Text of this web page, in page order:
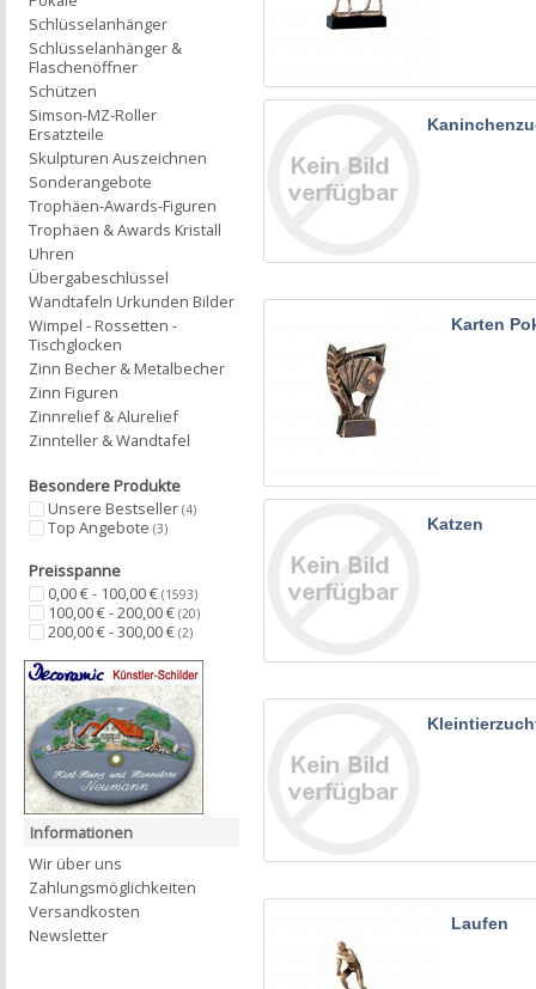
Karten
Katzen
Laufen
Schlüsselanhänger
Schlüsselanhänger &
Flaschenöffner
Schützen
Simson-MZ-Roller
Ersatzteile
Skulpturen Auszeichnen
Sonderangebote
Trophäen-Awards-Figuren
Trophäen & Awards Kristall
Uhren
Übergabeschlüssel
Wandtafeln Urkunden Bilder
Wimpel - Rossetten -
Tischglocken
Zinn Becher & Metalbecher
Zinn Figuren
Zinnrelief & Alurelief
Zinnteller & Wandtafel
Besondere Produkte
Unsere Bestseller (4)
Top Angebote (3)
Preisspanne
0,00 € - 100,00 € (1593)
100,00 € - 200,00 € (20)
200,00 € - 300,00 € (2)
Informationen
Wir über uns
Zahlungsmöglichkeiten
Versandkosten
Newsletter